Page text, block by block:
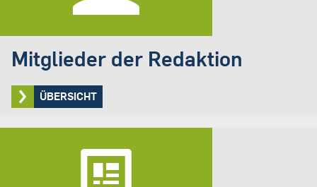
Mitglieder der Redaktion
ÜBERSICHT